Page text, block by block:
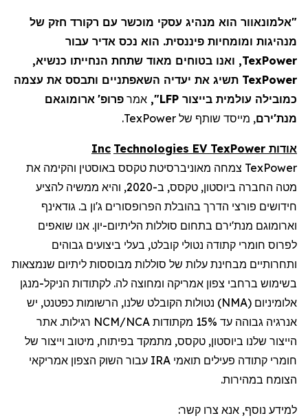
"אלמונאוור הוא מנהיג עסקי מוכשר עם רקורד חזק של
מנהיגות ומומחיות פיננסית. הוא נכס אדיר עבור
TexPower, ואנו בטוחים מאוד שתחת הנחייתו כנשיא,
TexPower תשיג את יעדיה השאפתניים ותבסס את עצמה
כמובילה עולמית בייצור LFP",
אמר פרופ' ארומוגאם
מנת'ירם, מייסד שותף של TexPower
.
אודות TexPower
EV
Technologies
Inc
TexPower צמחה מאוניברסיטת טקסס באוסטין והקימה את
מטה החברה ביוסטון, טקסס, ב-2020, והיא ממשיה להציע
חידושים פורצי הדרך בהובלת הפרופסורים ג'ון ב. גודאינף
וארומוגם מנת'ירם בתחום סוללות הליתיום-יון. אנו שואפים
לפרוס חומרי קתודה נטולי קובלט, בעלי ביצועים גבוהים
ותחרותיים מבחינת עלות של סוללות מבוססות ליתיום שנמצאות
בשימוש ברחבי צפון אמריקה ומחוצה לה. לקתודות הניקל-מנגן
אלומיניום (NMA) נטולות הקובלט שלנו, הרשומות כפטנט, יש
אנרגיה גבוהה עד 15%
מקתודות NCM/NCA רגילות. אתר
הייצור שלנו ביוסטון, טקסס, מתמקד בפיתוח, מיטוב וייצור של
חומרי קתודה פעילים תואמי IRA עבור השוק הצפון אמריקאי
הצומח במהירות.
למידע נוסף, אנא צרו קשר: